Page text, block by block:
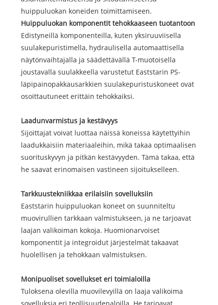
huippuluokan koneiden toimittamiseen.
Huippuluokan komponentit tehokkaaseen tuotantoon
Edistyneillä komponenteilla, kuten yksiruuviisella
suulakepuristimella, hydraulisella automaattisella
näytönvaihtajalla ja säädettävällä T-muotoisella
joustavalla suulakkeella varustetut Eaststarin PS-
läpipainopakkausarkkien suulakepuristuskoneet ovat
osoittautuneet erittäin tehokkaiksi.
Laadunvarmistus ja kestävyys
Sijoittajat voivat luottaa näissä koneissa käytettyihin
laadukkaisiin materiaaleihin, mikä takaa optimaalisen
suorituskyvyn ja pitkän kestävyyden. Tämä takaa, että
he saavat erinomaisen vastineen sijoitukselleen.
Tarkkuustekniikkaa erilaisiin sovelluksiin
Eaststarin huippuluokan koneet on suunniteltu
muovirullien tarkkaan valmistukseen, ja ne tarjoavat
laajan valikoiman kokoja. Huomionarvoiset
komponentit ja integroidut järjestelmät takaavat
huolellisen ja tehokkaan valmistuksen.
Monipuoliset sovellukset eri toimialoilla
Tuloksena olevilla muovilevyillä on laaja valikoima